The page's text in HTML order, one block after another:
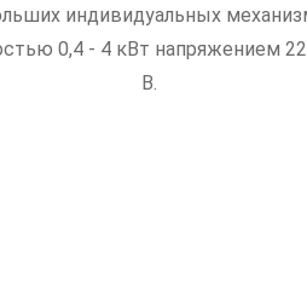
индивидуальных
0,4 - 4 кВт напряжением
В.